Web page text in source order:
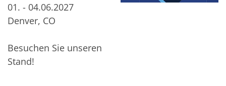
01. - 04.06.2027
Denver, CO
Besuchen Sie unseren
Stand!